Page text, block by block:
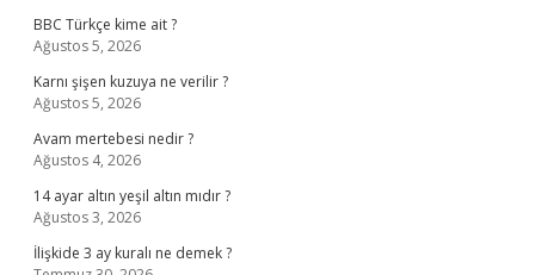
BBC Türkçe kime ait ?
Ağustos 5, 2026
Karnı şişen kuzuya ne verilir ?
Ağustos 5, 2026
Avam mertebesi nedir ?
Ağustos 4, 2026
14 ayar altın yeşil altın mıdır ?
Ağustos 3, 2026
İlişkide 3 ay kuralı ne demek ?